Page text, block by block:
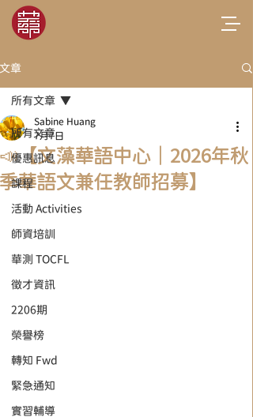
文章
所有文章
優惠訊息
課程
活動 Activities
師資培訓
華測 TOCFL
徵才資訊
2206期
榮譽榜
轉知 Fwd
緊急通知
實習輔導
所有文章
📣【文藻華語中心｜2026年秋
季華語文兼任教師招募】
Sabine Huang
7月7日